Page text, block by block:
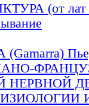
(от лат .
НЕРВНОЙ